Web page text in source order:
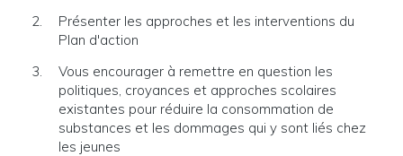
Présenter les approches et les interventions du
Plan d'action
Vous encourager à remettre en question les
politiques, croyances et approches scolaires
existantes pour réduire la consommation de
substances et les dommages qui y sont liés chez
les jeunes